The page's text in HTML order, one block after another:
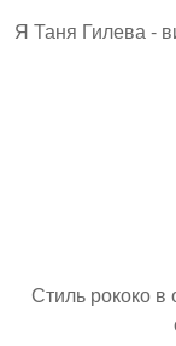
Я Таня Гилева -
Стиль рококо